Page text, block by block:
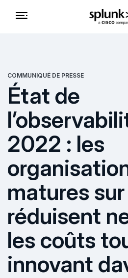
COMMUNIQUÉ DE PRESSE
État de
2022 : les
matures
réduisent
les coûts
innovant